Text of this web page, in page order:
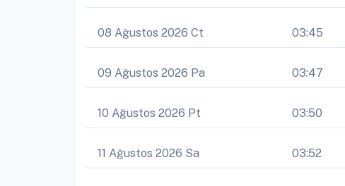
08 Ağustos 2026 Ct 03:45
09 Ağustos 2026 Pa 03:47
10 Ağustos 2026 Pt 03:50
11 Ağustos 2026 Sa 03:52